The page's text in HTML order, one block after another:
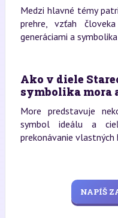
Medzi hlavné témy
prehre, vzťah
generáciami a
Ako v diele
symbolika mora
More predstavuje
symbol ideálu a
prekonávanie vlastných
NAPÍŠ